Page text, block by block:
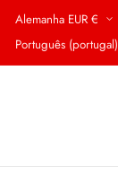
Alemanha EUR €
Português (portugal)